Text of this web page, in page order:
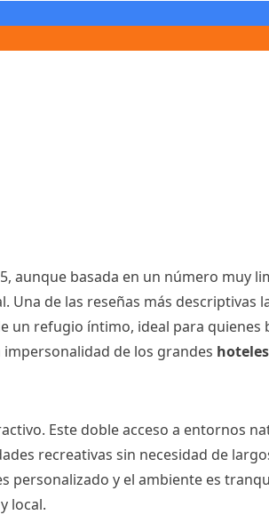
aunque basada en un número muy
de las reseñas más descriptivas
un refugio íntimo, ideal para quienes
de los grandes hoteles
Este doble acceso a entornos
recreativas sin necesidad de
personalizado y el ambiente es
local.